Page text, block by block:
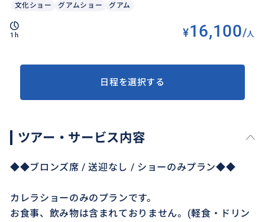
文化ショー グアムショー グアム
1h ¥16,100/人
日程を選択する
ツアー・サービス内容
◆◆ブロンズ席 / 送迎なし / ショーのみプラン◆◆
カレラショーのみのプランです。
お食事、飲み物は含まれておりません。(軽食・ドリン